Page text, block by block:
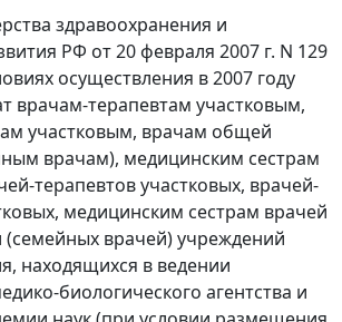
здравоохранения и
РФ от 20 февраля 2007 г. N 129
осуществления в 2007 году
врачам-терапевтам участковым,
участковым, врачам общей
врачам), медицинским сестрам
терапевтов участковых, врачей-
медицинским сестрам врачей
врачей) учреждений
находящихся в ведении
биологического агентства и